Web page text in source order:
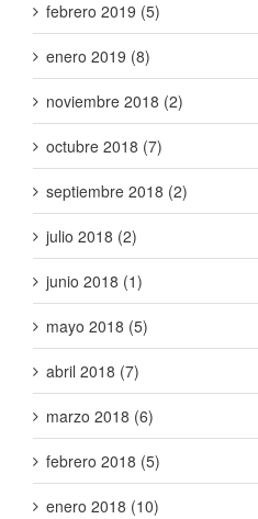
febrero 2019 (5)
enero 2019 (8)
noviembre 2018 (2)
octubre 2018 (7)
septiembre 2018 (2)
julio 2018 (2)
junio 2018 (1)
mayo 2018 (5)
abril 2018 (7)
marzo 2018 (6)
febrero 2018 (5)
enero 2018 (10)